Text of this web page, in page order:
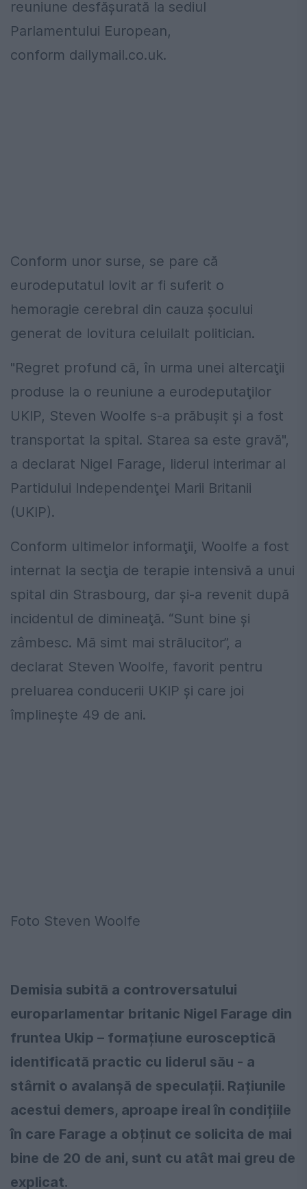
reuniune desfăşurată la sediul
Parlamentului European,
conform dailymail.co.uk.
Conform unor surse, se pare că
eurodeputatul lovit ar fi suferit o
hemoragie cerebral din cauza şocului
generat de lovitura celuilalt politician.
"Regret profund că, în urma unei altercaţii
produse la o reuniune a eurodeputaţilor
UKIP, Steven Woolfe s-a prăbuşit şi a fost
transportat la spital. Starea sa este gravă",
a declarat Nigel Farage, liderul interimar al
Partidului Independenţei Marii Britanii
(UKIP).
Conform ultimelor informaţii, Woolfe a fost
internat la secţia de terapie intensivă a unui
spital din Strasbourg, dar şi-a revenit după
incidentul de dimineaţă. “Sunt bine şi
zâmbesc. Mă simt mai strălucitor”, a
declarat Steven Woolfe, favorit pentru
preluarea conducerii UKIP şi care joi
împlineşte 49 de ani.
Foto Steven Woolfe
Demisia subită a controversatului
europarlamentar britanic Nigel Farage din
fruntea Ukip – formațiune eurosceptică
identificată practic cu liderul său - a
stârnit o avalanșă de speculații. Rațiunile
acestui demers, aproape ireal în condițiile
în care Farage a obținut ce solicita de mai
bine de 20 de ani, sunt cu atât mai greu de
explicat.